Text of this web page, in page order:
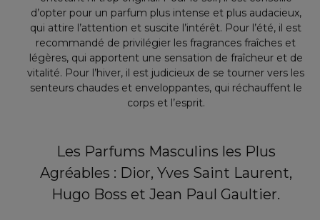
d’opter pour un parfum plus intense et plus audacieux,
qui attire l’attention et suscite l’intérêt. Pour l’été, il est
recommandé de privilégier les fragrances fraîches et
légères, qui apportent une sensation de fraîcheur et de
vitalité. Pour l’hiver, il est judicieux de se tourner vers les
senteurs chaudes et enveloppantes, qui réchauffent le
corps et l’esprit.
Les Parfums Masculins les Plus
Agréables : Dior, Yves Saint Laurent,
Hugo Boss et Jean Paul Gaultier.